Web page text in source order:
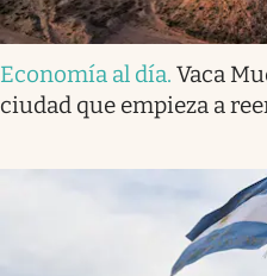
Economía al día. Vaca
ciudad que empieza a